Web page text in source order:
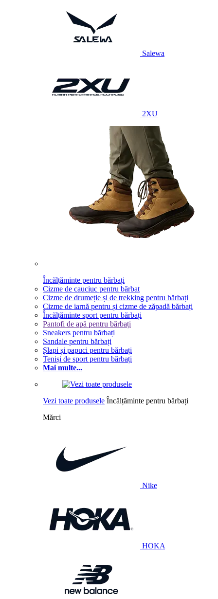
Salewa
2XU
Încălțăminte pentru bărbați
Cizme de cauciuc pentru bărbat
Cizme de drumeție și de trekking pentru bărbați
Cizme de iarnă pentru și cizme de zăpadă bărbați
Încălțăminte sport pentru bărbați
Pantofi de apă pentru bărbați
Sneakers pentru bărbați
Sandale pentru bărbați
Șlapi și papuci pentru bărbați
Teniși de sport pentru bărbați
Mai multe...
Vezi toate produsele Încălțăminte pentru bărbați
Mărci
Nike
HOKA